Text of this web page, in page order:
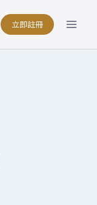
立即註冊